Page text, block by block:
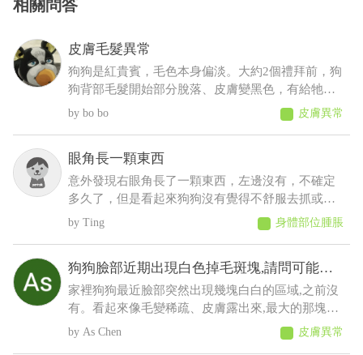
相關問答
皮膚毛髮異常
狗狗是紅貴賓，毛色本身偏淡。大約2個禮拜前，狗
狗背部毛髮開始部分脫落、皮膚變黑色，有給牠擦
人類的藥物(不知道會不會怎樣......)，也有帶去看獸
醫，但獸醫說這是正常老化不會怎樣，可是牠才5
bo bo 皮膚異常
眼角長一顆東西
意外發現右眼角長了一顆東西，左邊沒有，不確定
多久了，但是看起來狗狗沒有覺得不舒服去抓或流
眼淚等等之類的，想請問這是什麼？會不會影響眼
Ting 身體部位腫脹
狗狗臉部近期出現白色掉毛斑塊,請問可能是
什麼原因
家裡狗狗最近臉部突然出現幾塊白白的區域,之前沒
有。看起來像毛變稀疏、皮膚露出來,最大的那塊有
點像有皮屑,但沒有看到流血、 化膿或明顯紅腫。
狗狗目前看起來精神、食慾都正常,也沒有一直抓臉
As Chen 皮膚異常